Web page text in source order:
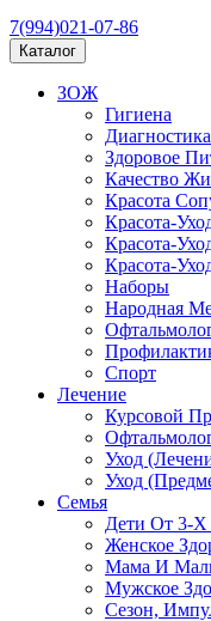
7(994)021-07-86
Каталог
ЗОЖ
Гигиена
Диагностика
Здоровое
Качество
Красота
Красота-
Красота-
Красота-
Наборы
Народная
Спорт
Лечение
Курсовой
Уход
Уход
Семья
Дети От 3-Х
Женское
Мама И
Мужское
Сезон,